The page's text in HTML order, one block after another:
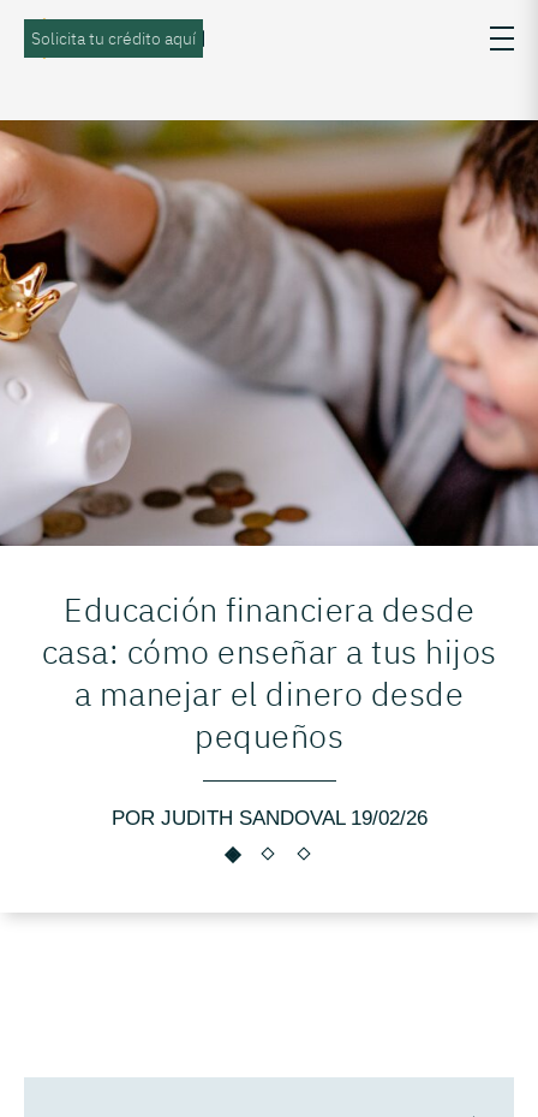
Solicita tu crédito aquí
Educación financiera desde
casa: cómo enseñar a tus hijos
a manejar el dinero desde
pequeños
POR JUDITH SANDOVAL 19/02/26